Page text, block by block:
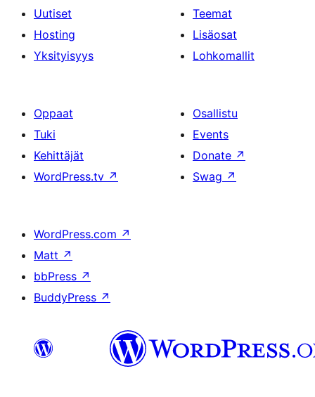
Uutiset
Hosting
Yksityisyys
Teemat
Lisäosat
Lohkomallit
Oppaat
Tuki
Kehittäjät
WordPress.tv ↗
Osallistu
Events
Donate ↗
Swag ↗
WordPress.com ↗
Matt ↗
bbPress ↗
BuddyPress ↗